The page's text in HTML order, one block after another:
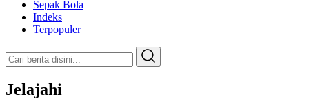
Sepak Bola
Indeks
Terpopuler
Jelajahi